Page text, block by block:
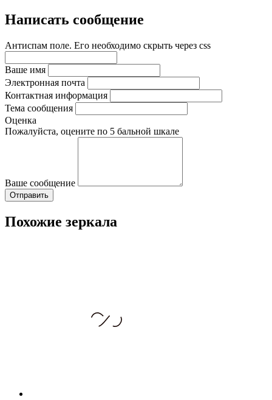
Написать сообщение
Антиспам поле. Его необходимо скрыть через css
Ваше имя
Электронная почта
Контактная информация
Тема сообщения
Оценка
Пожалуйста, оцените по 5 бальной шкале
Ваше сообщение
Похожие зеркала